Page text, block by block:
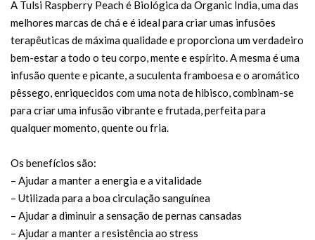
A Tulsi Raspberry Peach é Biológica da Organic India, uma das
melhores marcas de chá e é ideal para criar umas infusões
terapêuticas de máxima qualidade e proporciona um verdadeiro
bem-estar a todo o teu corpo, mente e espírito. A mesma é uma
infusão quente e picante, a suculenta framboesa e o aromático
pêssego, enriquecidos com uma nota de hibisco, combinam-se
para criar uma infusão vibrante e frutada, perfeita para
qualquer momento, quente ou fria.
Os benefícios são:
– Ajudar a manter a energia e a vitalidade
– Utilizada para a boa circulação sanguínea
– Ajudar a diminuir a sensação de pernas cansadas
– Ajudar a manter a resistência ao stress